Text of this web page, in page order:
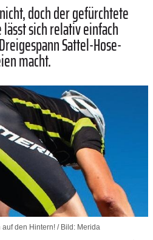
doch der gefürchtete
sich relativ einfach
Sattel-Hose-
macht.
den Hintern! / Bild: Merida